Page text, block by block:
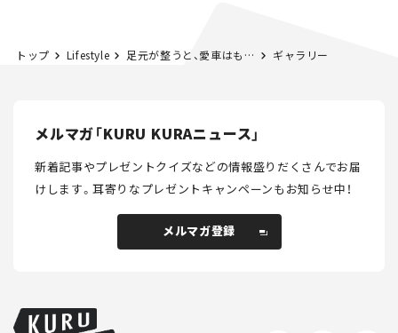
トップ Lifestyle 足元が整うと、愛車はもっと輝く。足回りの洗車方法と注意点｜黒木美珠の「ときめく洗車日和」vol.03 ギャラリー
メルマガ「KURU KURAニュース」
新着記事やプレゼントクイズなどの情報盛りだくさんでお届
けします。耳寄りなプレゼントキャンペーンもお知らせ中！
メルマガ登録